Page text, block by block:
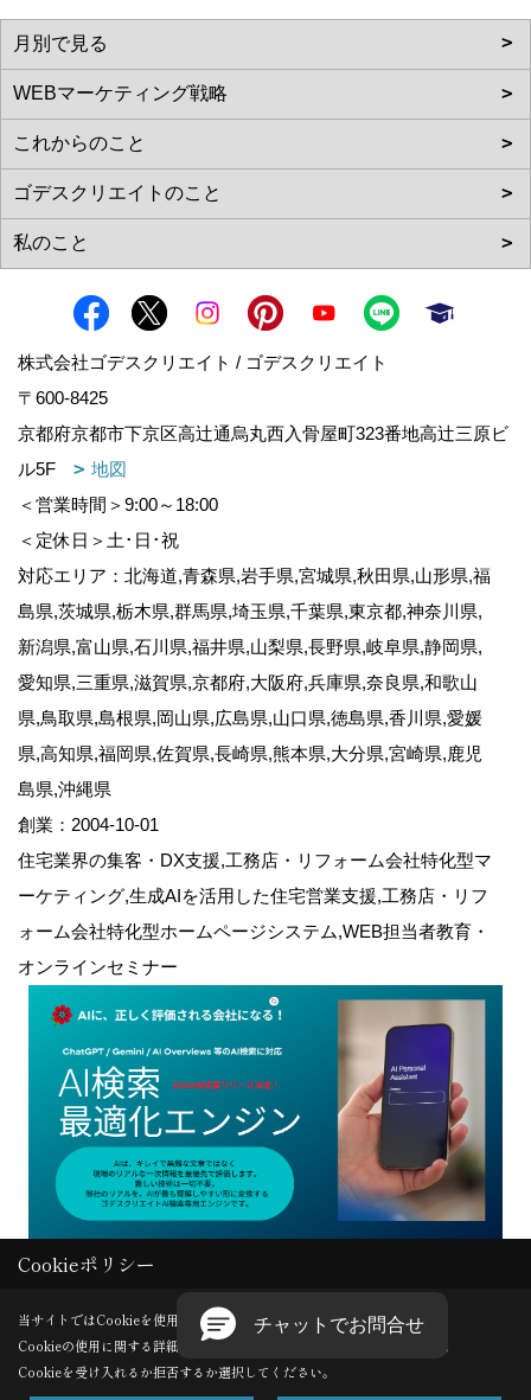
株式会社ゴデスクリエイト / ゴデスクリエイト
〒600-8425
京都府京都市下京区高辻通烏丸西入骨屋町323番地高辻三原ビ
ル5F
地図
＜営業時間＞9:00～18:00
＜定休日＞土･日･祝
対応エリア：北海道,青森県,岩手県,宮城県,秋田県,山形県,福
島県,茨城県,栃木県,群馬県,埼玉県,千葉県,東京都,神奈川県,
新潟県,富山県,石川県,福井県,山梨県,長野県,岐阜県,静岡県,
愛知県,三重県,滋賀県,京都府,大阪府,兵庫県,奈良県,和歌山
県,鳥取県,島根県,岡山県,広島県,山口県,徳島県,香川県,愛媛
県,高知県,福岡県,佐賀県,長崎県,熊本県,大分県,宮崎県,鹿児
島県,沖縄県
創業：2004-10-01
住宅業界の集客・DX支援,工務店・リフォーム会社特化型マ
ーケティング,生成AIを活用した住宅営業支援,工務店・リフ
ォーム会社特化型ホームページシステム,WEB担当者教育・
オンラインセミナー
Copyright (c) GODDESS CREATE. All Rights Reserved.
Produced byゴデスクリエイト
Cookieポリシー
当サイトではCookieを使用します。
Cookieの使用に関する詳細は 「プライバシーポリシー
」をご覧ください。
Cookieを受け入れるか拒否するか選択してください。